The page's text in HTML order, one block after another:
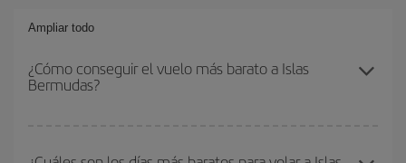
Ampliar todo
¿Cómo conseguir el vuelo más barato a Islas
Bermudas?
barato si evitas temporadas altas, compras con antelación y